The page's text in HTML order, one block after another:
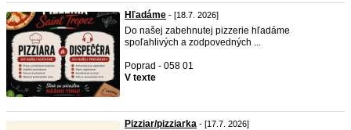
Hľadáme - [18.7. 2026]
Do našej zabehnutej pizzerie hľadáme
spoľahlivých a zodpovedných ...
Poprad - 058 01
V texte
Pizziar/pizziarka - [17.7. 2026]